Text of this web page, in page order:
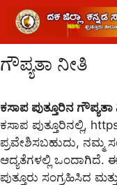
ಗೌಪ್ಯತಾ ನೀತಿ
ಕಸಾಪ ಪುತ್ತೂರಿನ ಗೌಪ್ಯತಾ
ಕಸಾಪ ಪುತ್ತೂರಿನಲ್ಲಿ,
ಪ್ರವೇಶಿಸಬಹುದು, ನಮ್ಮ
ಆದ್ಯತೆಗಳಲ್ಲಿ ಒಂದಾಗಿದೆ.
ಪುತ್ತೂರು ಸಂಗ್ರಹಿಸಿದ